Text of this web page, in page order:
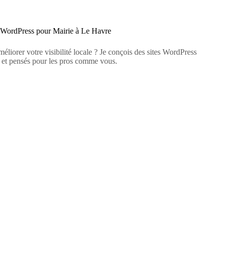
pour Mairie à Le Havre
votre visibilité locale ? Je conçois des sites WordPress
pensés pour les pros comme vous.